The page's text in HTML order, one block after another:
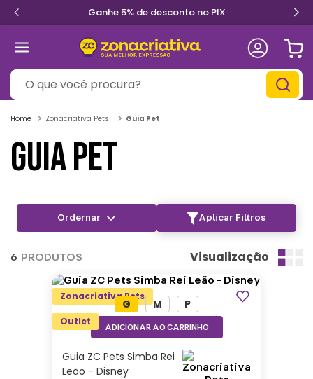
Ganhe 5% de desconto no PIX
O que você procura?
Zonacriativa Pets Guia Pet
GUIA PET
Aplicar Filtros
6 PRODUTOS Visualização
Zonacriativa Pets
Outlet
Guia ZC Pets Simba Rei
Leão - Disney
G M P
ADICIONAR AO CARRINHO